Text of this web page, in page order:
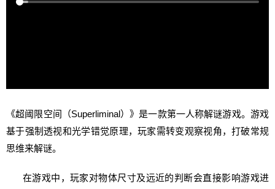
《超阈限空间（Superliminal）》是一款第一人称解谜游戏。游戏
基于强制透视和光学错觉原理，玩家需转变观察视角，打破常规
思维来解谜。
在游戏中，玩家对物体尺寸及远近的判断会直接影响游戏进